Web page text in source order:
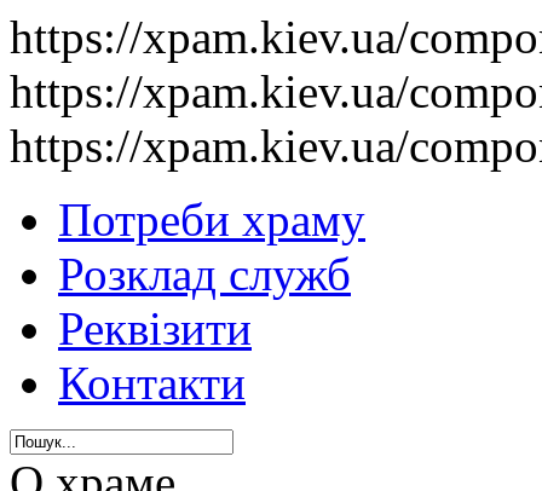
https://xpam.kiev.ua/
https://xpam.kiev.ua/
https://xpam.kiev.ua/
Потреби храму
Розклад служб
Реквізити
Контакти